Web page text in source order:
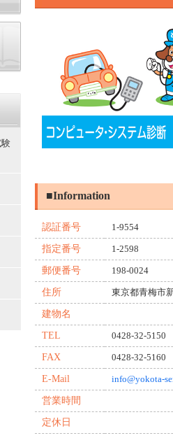
■Information
認証番号 1-9554
指定番号 1-2598
郵便番号 198-0024
住所 東京都青梅市
建物名
TEL 0428-32-5150
FAX 0428-32-5160
E-Mail info@yokota-
営業時間
定休日